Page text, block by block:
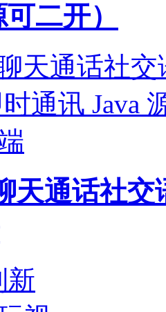
二开）
天通话社交